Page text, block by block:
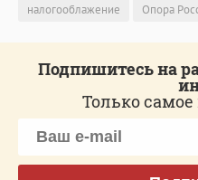
налогооблажение
Опора
Подпишитесь на
Только